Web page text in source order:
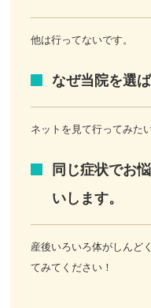
他は行ってないです。
なぜ当院を選
ネットを見て行ってみた
同じ症状でお
いします。
産後いろいろ体がしんど
てみてください！